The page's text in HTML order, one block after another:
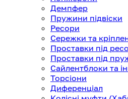
Демпфер
Пружини підвіски
Ресори
Сережки та
Проставки під
Проставки під
Сайлентблоки та
Торсіони
Диференціал